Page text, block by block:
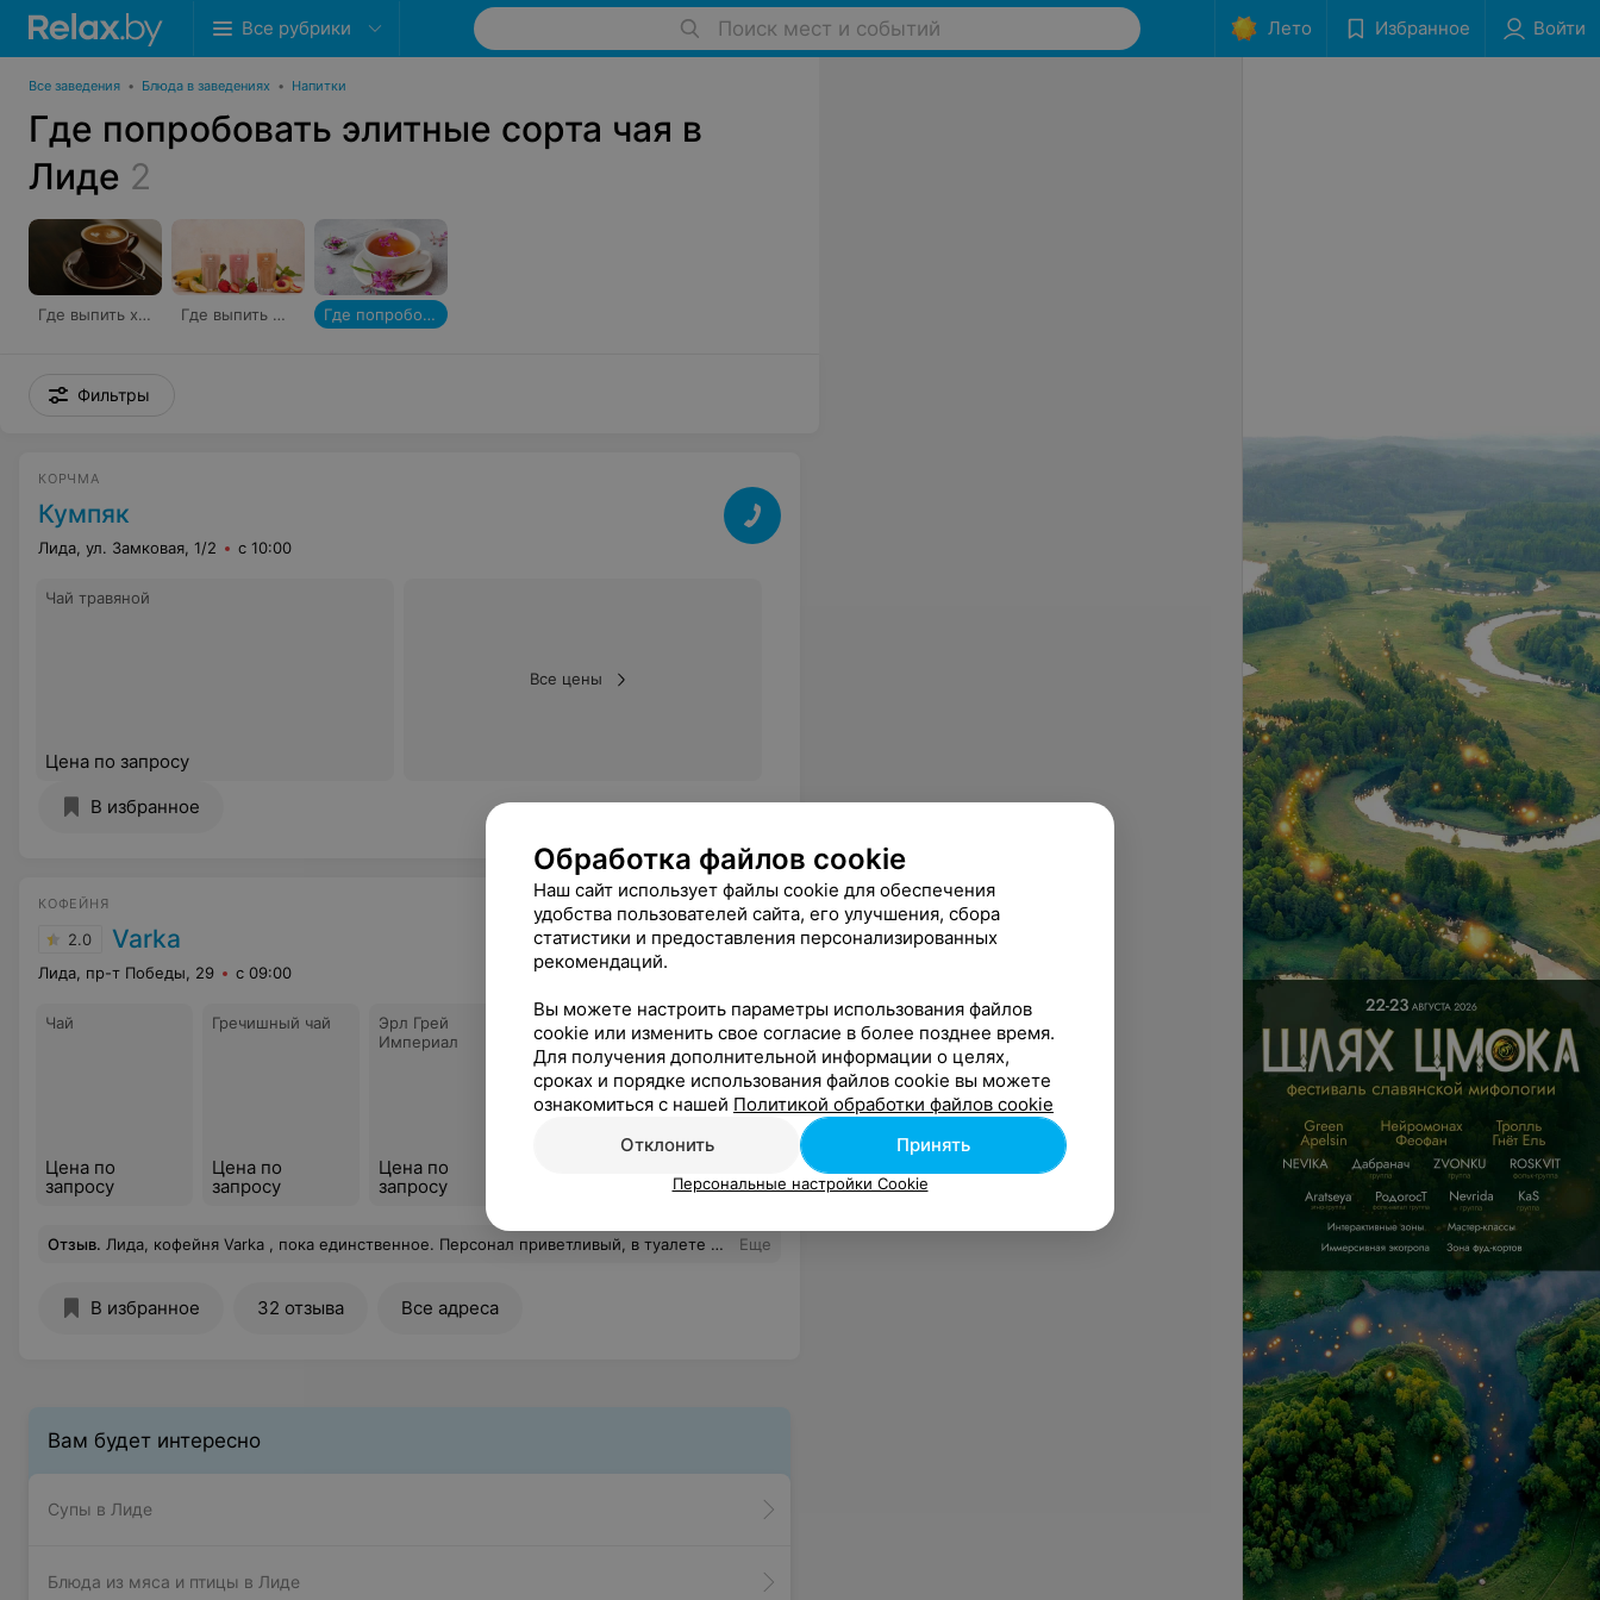
Все рубрики Поиск мест и событий Лето Избранное Войти
Все заведения • Блюда в заведениях • Напитки
Где попробовать элитные сорта чая в
Лиде 2
Где выпить хороший кофе Где выпить фреши Где попробовать элитные сорта чая
Фильтры
КОРЧМА
Кумпяк
Лида, ул. Замковая, 1/2 с 10:00
Чай травяной
Цена по запросу
Все цены
В избранное
КОФЕЙНЯ
2.0 Varka
Лида, пр-т Победы, 29 с 09:00
Чай
Цена по
запросу
Гречишный чай
Цена по
запросу
Эрл Грей
Империал
Цена по
запросу
Инглиш Брэкфаст Пу Эр Ан-Бао
запросу
Все цены
Отзыв. Лида, кофейня Varka , пока единственное. Персонал приветливый, в туалете не было салфеток, цветы живый в вазочках на столах. Кофе эспрессо не понравился, копучино тоже. Музыка: громкий звук тяжёлая, депрессивная. Утром в субботу точно не такую хочу слушать Еще
В избранное 32 отзыва Все адреса
Вам будет интересно
Супы в Лиде
Блюда из мяса и птицы в Лиде
Обработка файлов cookie
Наш сайт использует файлы cookie для обеспечения
удобства пользователей сайта, его улучшения, сбора
статистики и предоставления персонализированных
рекомендаций.
Вы можете настроить параметры использования файлов
cookie или изменить свое согласие в более позднее время.
Для получения дополнительной информации о целях,
сроках и порядке использования файлов cookie вы можете
ознакомиться с нашей Политикой обработки файлов cookie
Отклонить
Принять
Персональные настройки Cookie